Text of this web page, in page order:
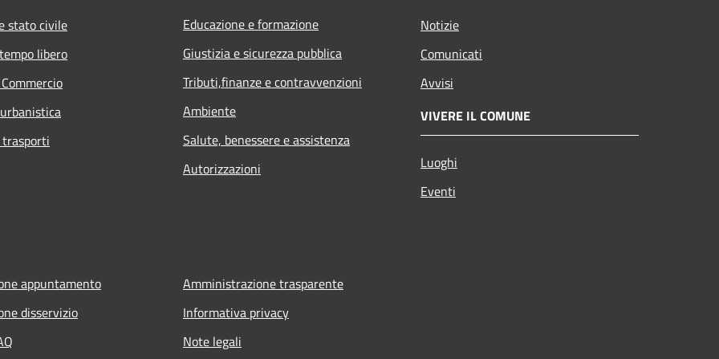
stato civile
libero
Educazione e formazione
Giustizia e sicurezza pubblica
Tributi,finanze e contravvenzioni
Ambiente
Salute, benessere e assistenza
Autorizzazioni
Notizie
Comunicati
Avvisi
VIVERE IL COMUNE
Luoghi
Eventi
appuntamento
disservizio
Amministrazione trasparente
Informativa privacy
Note legali